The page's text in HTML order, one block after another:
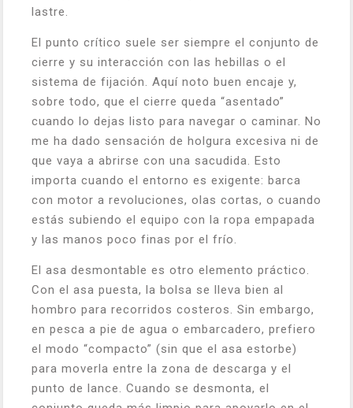
lastre.
El punto crítico suele ser siempre el conjunto de
cierre y su interacción con las hebillas o el
sistema de fijación. Aquí noto buen encaje y,
sobre todo, que el cierre queda “asentado”
cuando lo dejas listo para navegar o caminar. No
me ha dado sensación de holgura excesiva ni de
que vaya a abrirse con una sacudida. Esto
importa cuando el entorno es exigente: barca
con motor a revoluciones, olas cortas, o cuando
estás subiendo el equipo con la ropa empapada
y las manos poco finas por el frío.
El asa desmontable es otro elemento práctico.
Con el asa puesta, la bolsa se lleva bien al
hombro para recorridos costeros. Sin embargo,
en pesca a pie de agua o embarcadero, prefiero
el modo “compacto” (sin que el asa estorbe)
para moverla entre la zona de descarga y el
punto de lance. Cuando se desmonta, el